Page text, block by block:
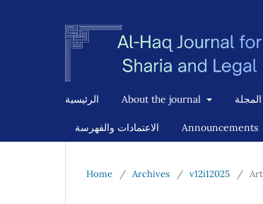
الرئيسية About the journal
الاعتمادات والفهرسة Announcements
Home / Archives / v12i12025 /